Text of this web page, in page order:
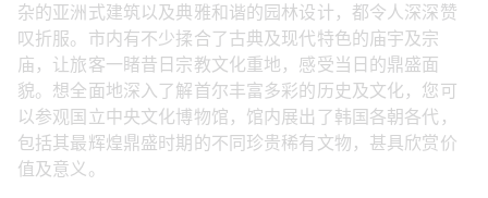
杂的亚洲式建筑以及典雅和谐的园林设计，都令人深深赞
叹折服。市内有不少揉合了古典及现代特色的庙宇及宗
庙，让旅客一睹昔日宗教文化重地，感受当日的鼎盛面
貌。想全面地深入了解首尔丰富多彩的历史及文化，您可
以参观国立中央文化博物馆，馆内展出了韩国各朝各代，
包括其最辉煌鼎盛时期的不同珍贵稀有文物，甚具欣赏价
值及意义。